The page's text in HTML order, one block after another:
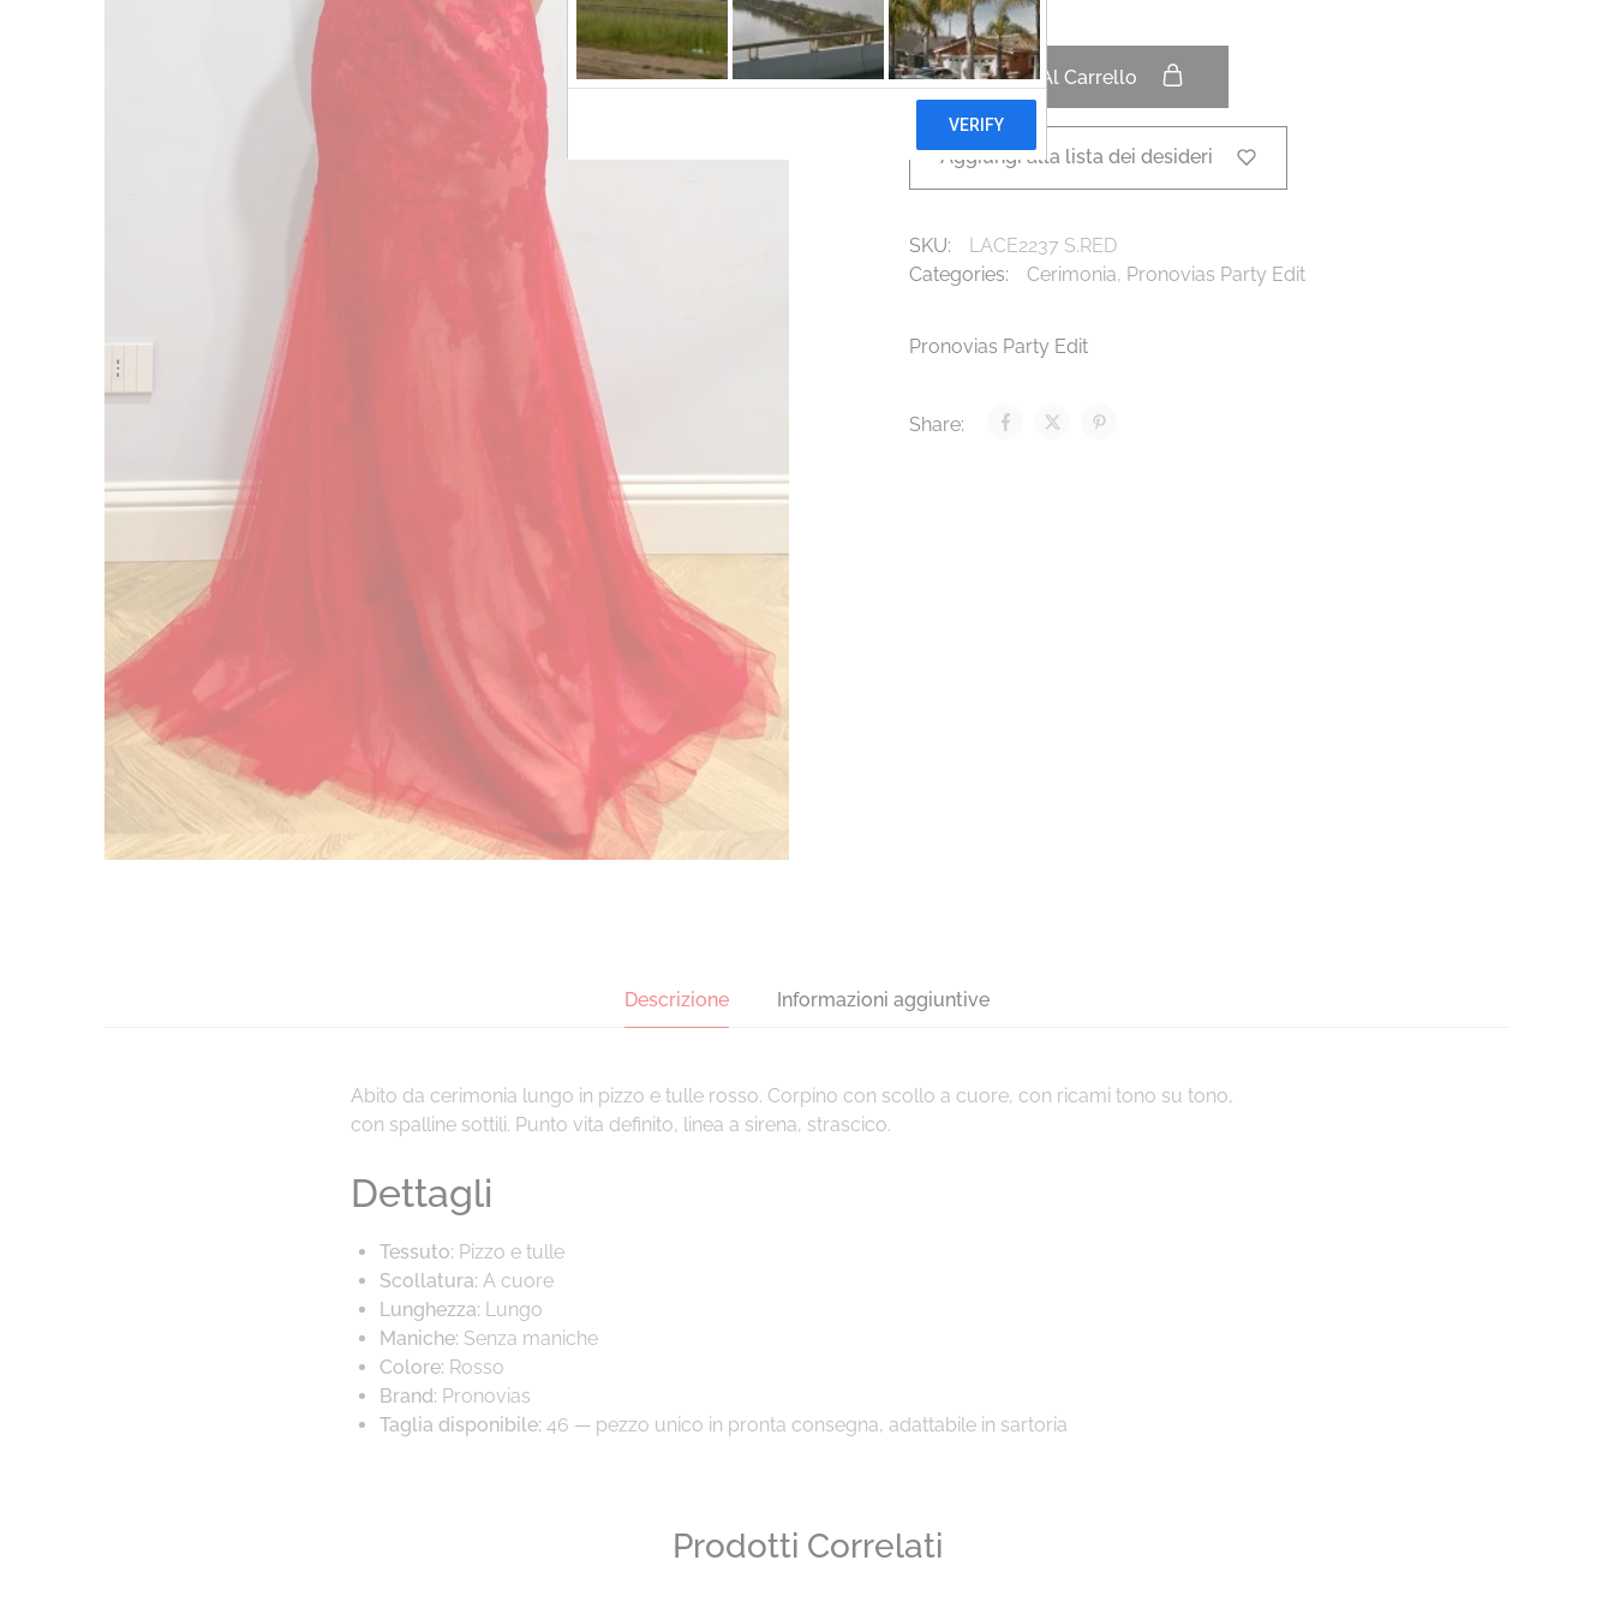
Aggiungi Al Carrello
Aggiungi alla lista dei desideri
SKU:
LACE2237 S.RED
Categories:
Cerimonia, Pronovias Party Edit
Pronovias Party Edit
Share:
Descrizione Informazioni aggiuntive
Abito da cerimonia lungo in pizzo e tulle rosso. Corpino con scollo a cuore, con ricami tono su tono,
con spalline sottili. Punto vita definito, linea a sirena, strascico.
Dettagli
Tessuto: Pizzo e tulle
Scollatura: A cuore
Lunghezza: Lungo
Maniche: Senza maniche
Colore: Rosso
Brand: Pronovias
Taglia disponibile: 46 — pezzo unico in pronta consegna, adattabile in sartoria
Prodotti Correlati